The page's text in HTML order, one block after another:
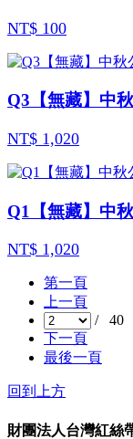
NT$ 100
Q3【無藏】中
NT$ 1,020
Q1【無藏】中
NT$ 1,020
第一頁
上一頁
/ 40
下一頁
最後一頁
回到上方
財團法人台灣紅絲